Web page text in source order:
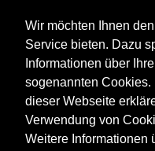
Wir möchten Ihnen
Service bieten. Dazu
Informationen über
sogenannten Cookies.
dieser Webseite
Verwendung von
Weitere Informationen
78658 Zimmern ob Rottweil
Tel:+49 (0) 741 – 94 22 13
Mail:
IMPRESSUM | AGB